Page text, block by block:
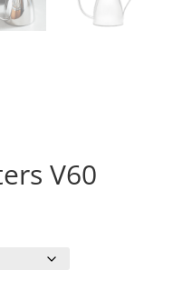
V60